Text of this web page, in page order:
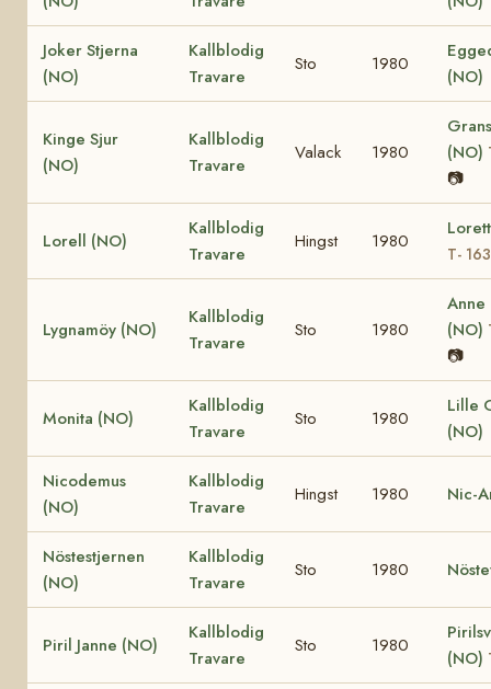
Joker Stjerna
(NO)
Kallblodig
Travare
Sto 1980
(NO)
Kinge Sjur
(NO)
Kallblodig
Travare
Valack 1980
(NO)
📷
Lorell (NO)
Kallblodig
Travare
Hingst 1980
T-
Lygnamöy (NO)
Kallblodig
Travare
Sto 1980
Anne
(NO)
📷
Monita (NO)
Kallblodig
Travare
Sto 1980
Lille
(NO)
Nicodemus
(NO)
Kallblodig
Travare
Hingst 1980 Nic-
Nöstestjernen
(NO)
Kallblodig
Travare
Sto 1980
Piril Janne (NO)
Kallblodig
Travare
Sto 1980
(NO)